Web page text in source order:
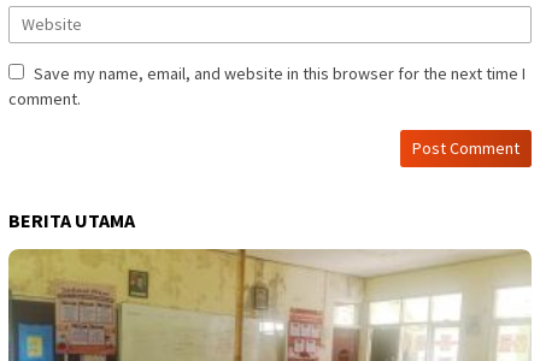
Save my name, email, and website in this browser for the next time I
comment.
BERITA UTAMA